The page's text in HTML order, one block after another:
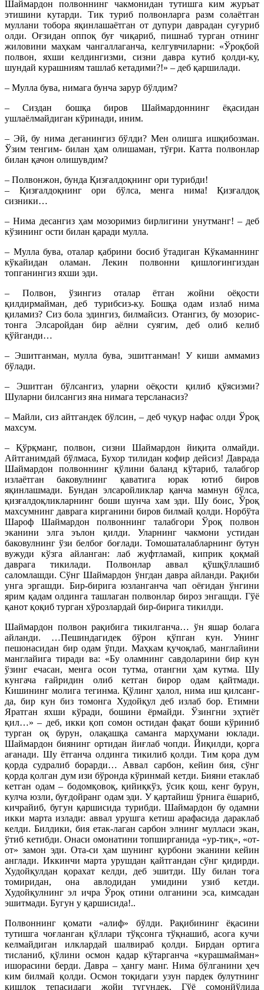
Шаймардон полвоннинг чакмонидан тутишга ким журъат
этишини кутарди. Тик туриб полвонларга разм солаётган
муллани тобора яқинлашаётган от дупури даврадан суғуриб
олди. Оғзидан оппоқ буғ чиқариб, пишнаб турган отнинг
жиловини маҳкам чангаллаганча, келгувчиларни: «Ўроқбой
полвон, яхши келдингизми, сизни давра кутиб қолди-ку,
шундай курашниям ташлаб кетадими?!» – деб қаршилади.
– Мулла бува, нимага бунча зарур бўлдим?
– Сиздан бошқа биров Шаймардоннинг ёқасидан
ушлаёлмайдиган кўринади, иним.
– Эй, бу нима деганингиз бўлди? Мен олишга ишқибозман.
Ўзим тенгим- билан ҳам олишаман, тўғри. Катта полвонлар
билан қачон олишувдим?
– Полвонжон, бунда Қизғалдоқнинг ори турибди!
– Қизғалдоқнинг ори бўлса, менга нима! Қизғалдоқ
сизники…
– Нима десангиз ҳам мозоримиз бирлигини унутманг! – деб
кўзининг ости билан қаради мулла.
– Мулла бува, оталар қабрини босиб ўтадиган Кўкаманнинг
кўкайидан оламан. Лекин полвонни қишлоғингиздан
топганингиз яхши эди.
– Полвон, ўзингиз оталар ётган жойни оёқости
қилдирмайман, деб турибсиз-ку. Бошқа одам излаб нима
қиламиз? Сиз бола эдингиз, билмайсиз. Отангиз, бу мозорис-
тонга Элсаройдан бир аёлни суягим, деб олиб келиб
қўйганди…
– Эшитганман, мулла бува, эшитганман! У киши аммамиз
бўлади.
– Эшитган бўлсангиз, уларни оёқости қилиб қўясизми?
Шуларни билсангиз яна нимага терсланасиз?
– Майли, сиз айтгандек бўлсин, – деб чуқур нафас олди Ўроқ
махсум.
– Қўрқманг, полвон, сизни Шаймардон йиқита олмайди.
Айтганимдай бўлмаса, Бухор тилидан кофир дейсиз! Даврада
Шаймардон полвоннинг қўлини баланд кўтариб, талабгор
излаётган баковулнинг қаватига юрак ютиб биров
яқинлашмади. Бундан элсаройликлар қанча мамнун бўлса,
қизғалдоқликларнинг боши шунча хам эди. Шу боис, Ўроқ
махсумнинг даврага кирганини биров билмай қолди. Норбўта
Шароф Шаймардон полвоннинг талабгори Ўроқ полвон
эканини элга эълон қилди. Уларнинг чакмони устидан
баковулнинг ўзи белбоғ боғлади. Томошаталабларнинг бутун
вужуди кўзга айланган: лаб жуфтламай, киприк қоқмай
даврага тикилади. Полвонлар аввал қўшқўллашиб
саломлашди. Сўнг Шаймардон ўнгдан давра айланди. Рақиби
унга эргашди. Бир-бирига юзланганча чап оёғидан ўнгини
ярим қадам олдинга ташлаган полвонлар бироз энгашди. Гўё
қанот қоқиб турган хўрозлардай бир-бирига тикилди.
Шаймардон полвон рақибига тикилганча… ўн яшар болага
айланди. …Пешиндагидек бўрон қўпган кун. Унинг
пешонасидан бир одам ўпди. Маҳкам қучоқлаб, манглайини
манглайига тиради ва: «Бу оламнинг савдоларини бир кун
ўзинг ечасан, менга осон тутма, отангни ҳам кутма. Шу
кунгача ғайридин олиб кетган бирор одам қайтмади.
Кишининг молига тегинма. Қўлинг ҳалол, нима иш қилсанг-
да, бир кун биз томонга Худойқул деб излаб бор. Етимни
Яратган яхши кўради, бошини ёрмайди. Ўзингни эҳтиёт
қил…» – деб, икки қоп сомон остидан фақат боши кўриниб
турган оқ бурун, олақашқа саманга марҳумани юклади.
Шаймардон биянинг ортидан йиғлаб чопди. Йиқилди, қорга
ағанади. Шу ётганча олдинга тикилиб қолди. Тим қора дум
қорда судралиб борарди… Аввал сарбон, кейин бия, сўнг
қорда қолган дум изи бўронда кўринмай кетди. Бияни етаклаб
кетган одам – бодомқовоқ, қийиқкўз, ўсик қош, кенг бурун,
кулча юзли, буғдойранг одам эди. У қартайиш ўрнига ёшариб,
кичрайиб, бугун қаршисида турибди. Шаймардон бу одамни
икки марта излади: аввал урушга кетиш арафасида дараклаб
келди. Билдики, бия етак-лаган сарбон элнинг мулласи экан,
ўтиб кетибди. Онаси омонатини топширганида «ур-тиқ», «от-
от» замон эди. Ота-си ҳам шунинг қурбони эканини кейин
англади. Иккинчи марта урушдан қайтгандан сўнг қидирди.
Худойқулдан қорахат келди, деб эшитди. Шу билан тоға
томиридан, она авлодидан умидини узиб кетди.
Худойқулнинг эл ичра Ўроқ отини олганини эса, кимсадан
эшитмади. Бугун у қаршисида!..
Полвоннинг қомати «алиф» бўлди. Рақибининг ёқасини
тутишга чоғланган қўллари тўқсонга тўқнашиб, асога кучи
келмайдиган илклардай шалвираб қолди. Бирдан ортига
тисланиб, қўлини осмон қадар кўтарганча «курашмайман»
ишорасини берди. Давра – ҳангу манг. Нима бўлганини ҳеч
ким билмай қолди. Осмон тоқидаги узун пардек булутнинг
қишлоқ тепасидаги жойи тугундек. Гўё сомонйўлида